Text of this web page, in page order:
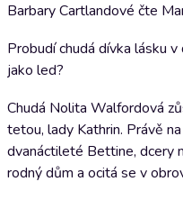
Barbary Cartlandové čte
Probudí chudá dívka lásku
jako led?
Chudá Nolita Walfordová
tetou, lady Kathrin. Právě
dvanáctileté Bettine, dcery
rodný dům a ocitá se v